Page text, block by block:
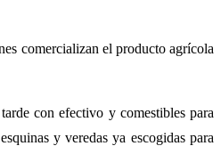
comercializan el producto agrícola
con efectivo y comestibles para
y veredas ya escogidas para